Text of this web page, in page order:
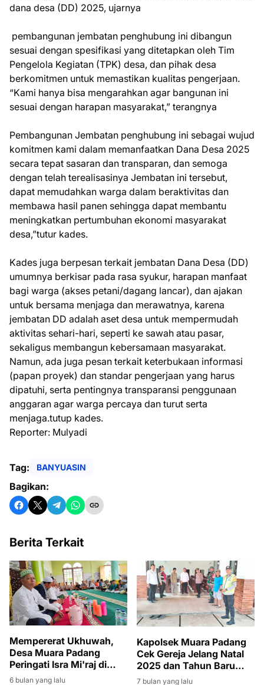
dana desa (DD) 2025, ujarnya
pembangunan jembatan penghubung ini dibangun
sesuai dengan spesifikasi yang ditetapkan oleh Tim
Pengelola Kegiatan (TPK) desa, dan pihak desa
berkomitmen untuk memastikan kualitas pengerjaan.
“Kami hanya bisa mengarahkan agar bangunan ini
sesuai dengan harapan masyarakat,” terangnya
Pembangunan Jembatan penghubung ini sebagai wujud
komitmen kami dalam memanfaatkan Dana Desa 2025
secara tepat sasaran dan transparan, dan semoga
dengan telah terealisasinya Jembatan ini tersebut,
dapat memudahkan warga dalam beraktivitas dan
membawa hasil panen sehingga dapat membantu
meningkatkan pertumbuhan ekonomi masyarakat
desa,”tutur kades.
Kades juga berpesan terkait jembatan Dana Desa (DD)
umumnya berkisar pada rasa syukur, harapan manfaat
bagi warga (akses petani/dagang lancar), dan ajakan
untuk bersama menjaga dan merawatnya, karena
jembatan DD adalah aset desa untuk mempermudah
aktivitas sehari-hari, seperti ke sawah atau pasar,
sekaligus membangun kebersamaan masyarakat.
Namun, ada juga pesan terkait keterbukaan informasi
(papan proyek) dan standar pengerjaan yang harus
dipatuhi, serta pentingnya transparansi penggunaan
anggaran agar warga percaya dan turut serta
menjaga.tutup kades.
Reporter: Mulyadi
Tag: BANYUASIN
Bagikan:
Berita Terkait
Mempererat Ukhuwah,
Desa Muara Padang
Peringati Isra Mi'raj di
Masjid Nur Istiqomah
6 bulan yang lalu
Kapolsek Muara Padang
Cek Gereja Jelang Natal
2025 dan Tahun Baru
2026
7 bulan yang lalu